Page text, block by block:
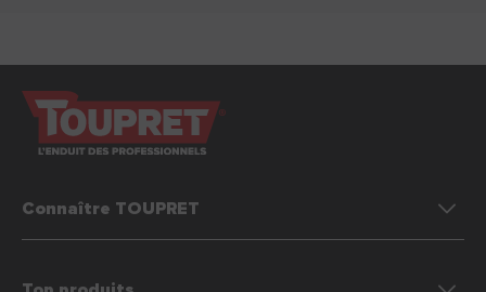
Connaître TOUPRET